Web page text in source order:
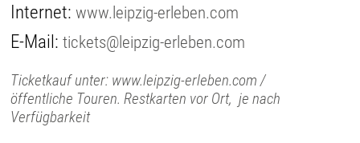
Internet:www.leipzig-erleben.com
E-Mail:tickets@leipzig-erleben.com
Ticketkauf unter: www.leipzig-erleben.com /
öffentliche Touren. Restkarten vor Ort, je nach
Verfügbarkeit